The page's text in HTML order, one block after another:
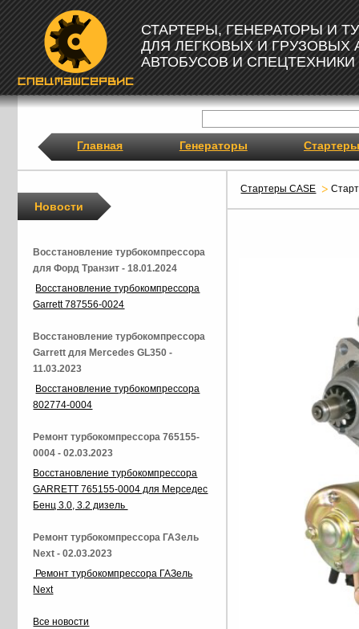
СТАРТЕРЫ, ГЕНЕРАТОРЫ И
ДЛЯ ЛЕГКОВЫХ И ГРУЗОВЫХ
АВТОБУСОВ И СПЕЦТЕХНИКИ
Главная Генераторы Стартеры
Стартеры CASE
Новости
Восстановление турбокомпрессора
для Форд Транзит - 18.01.2024
Восстановление турбокомпрессора
Garrett 787556-0024
Восстановление турбокомпрессора
Garrett для Mercedes GL350 -
11.03.2023
Восстановление турбокомпрессора
802774-0004
Ремонт турбокомпрессора 765155-
0004 - 02.03.2023
Восстановление турбокомпрессора
GARRETT 765155-0004 для Мерседес
Бенц 3.0, 3.2 дизель
Ремонт турбокомпрессора ГАЗель
Next - 02.03.2023
Ремонт турбокомпрессора ГАЗель
Next
Все новости